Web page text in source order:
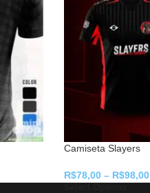
Camiseta Slayers
R$78,00 – R$98,00